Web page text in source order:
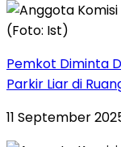
Pemkot Diminta
Parkir Liar di
11 September